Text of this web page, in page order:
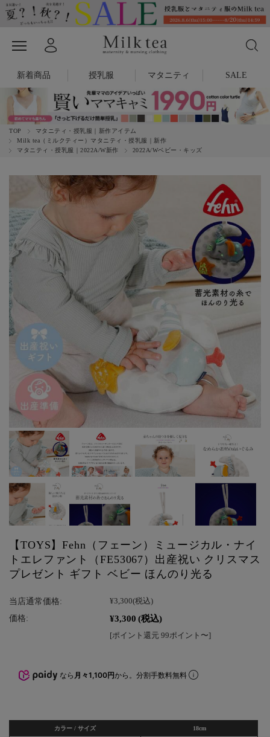
新着商品 授乳服 マタニティ SALE
TOP
マタニティ・授乳服｜新作アイテム
Milk tea（ミルクティー）マタニティ・授乳服｜新作
マタニティ・授乳服｜2022A/W新作
2022A/Wベビー・キッズ
【TOYS】Fehn（フェーン）ミュージカル・ナイ
トエレファント（FE53067）出産祝い クリスマス
プレゼント ギフト ベビー ほんのり光る
当店通常価格: ¥3,300(税込)
価格: ¥3,300 (税込)
[ポイント還元 99ポイント〜]
なら 月々1,100円から。分割手数料無料
カラー / サイズ 18cm